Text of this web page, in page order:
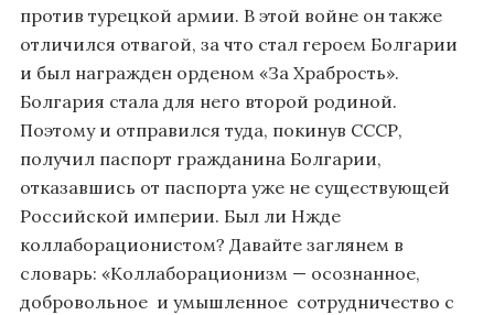
против турецкой армии. В этой войне он также
отличился отвагой, за что стал героем Болгарии
и был награжден орденом «За Храбрость».
Болгария стала для него второй родиной.
Поэтому и отправился туда, покинув СССР,
получил паспорт гражданина Болгарии,
отказавшись от паспорта уже не существующей
Российской империи. Был ли Нжде
коллаборационистом? Давайте заглянем в
словарь: «Коллаборационизм — осознанное,
добровольное и умышленное сотрудничество с